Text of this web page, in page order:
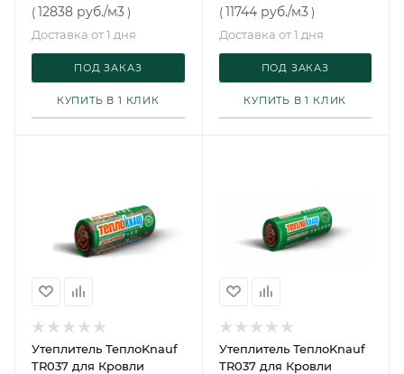
(12838 руб./м3 )
Доставка от 1 дня
ПОД ЗАКАЗ
КУПИТЬ В 1 КЛИК
(11744 руб./м3 )
Доставка от 1 дня
ПОД ЗАКАЗ
КУПИТЬ В 1 КЛИК
Утеплитель ТеплоKnauf
TR037 для Кровли
Утеплитель ТеплоKnauf
TR037 для Кровли